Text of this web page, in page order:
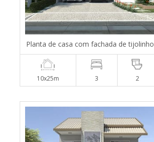
Planta de casa com fachada de tijolinho
10x25m 3 2